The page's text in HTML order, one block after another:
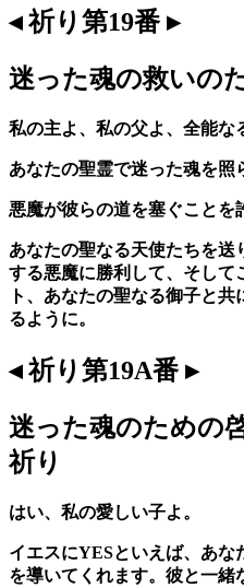
◂ 祈り第19番 ▸
迷った魂の救いの
私の主よ、私の父よ、全能な
あなたの聖霊で迷った魂を照
悪魔が彼らの道を塞ぐことを
あなたの聖なる天使たちを
する悪魔に勝利して、そして
ト、あなたの聖なる御子と
るように。
◂ 祈り第19A番 ▸
迷った魂のための
祈り
はい、私の愛しい子よ。
イエスにYESといえば、あ
を導いてくれます。彼と一